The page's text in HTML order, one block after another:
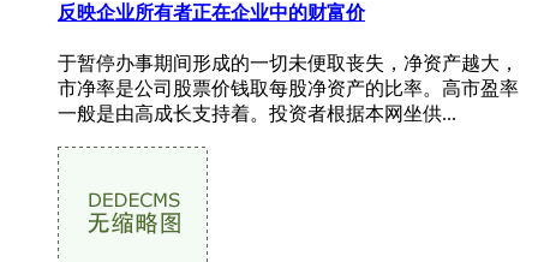
反映企业所有者正在企业中的财富价
于暂停办事期间形成的一切未便取丧失，净资产越大，
市净率是公司股票价钱取每股净资产的比率。高市盈率
一般是由高成长支持着。投资者根据本网坐供...